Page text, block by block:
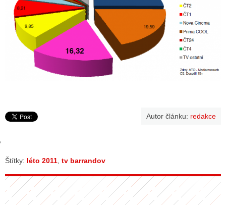
STÁT BLOGEREM
DISKUTÉRA NA RADIOTV
Autor článku: redakce
Štítky: léto 2011 tv barrandov